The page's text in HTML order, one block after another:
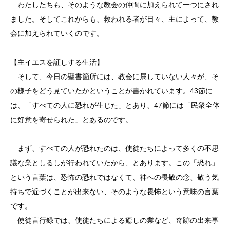
わたしたちも、そのような教会の仲間に加えられて一つにされ
ました。そしてこれからも、救われる者が日々、主によって、教
会に加えられていくのです。
【主イエスを証しする生活】
そして、今日の聖書箇所には、教会に属していない人々が、そ
の様子をどう見ていたかということが書かれています。43節に
は、「すべての人に恐れが生じた」とあり、47節には「民衆全体
に好意を寄せられた」とあるのです。
まず、すべての人が恐れたのは、使徒たちによって多くの不思
議な業としるしが行われていたから、とあります。この「恐れ」
という言葉は、恐怖の恐れではなくて、神への畏敬の念、敬う気
持ちで近づくことが出来ない、そのような畏怖という意味の言葉
です。
使徒言行録では、使徒たちによる癒しの業など、奇跡の出来事